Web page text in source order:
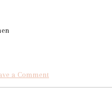
a Comment